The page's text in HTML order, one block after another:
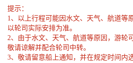
提示：
1、以上行程可能因水文、天气、航道等
以轮司实际安排为准。
2、由于水文、天气、航道等原因，游轮
敬请谅解并配合轮司中转。
3、敬请留意船上通知，并在规定时间内